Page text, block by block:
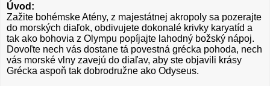
Úvod:
Zažite bohémske Atény, z majestátnej akropoly sa pozerajte
do morských diaľok, obdivujete dokonalé krivky karyatíd a
tak ako bohovia z Olympu popíjajte lahodný božský nápoj.
Dovoľte nech vás dostane tá povestná grécka pohoda, nech
vás morské vlny zavejú do diaľav, aby ste objavili krásy
Grécka aspoň tak dobrodružne ako Odyseus.